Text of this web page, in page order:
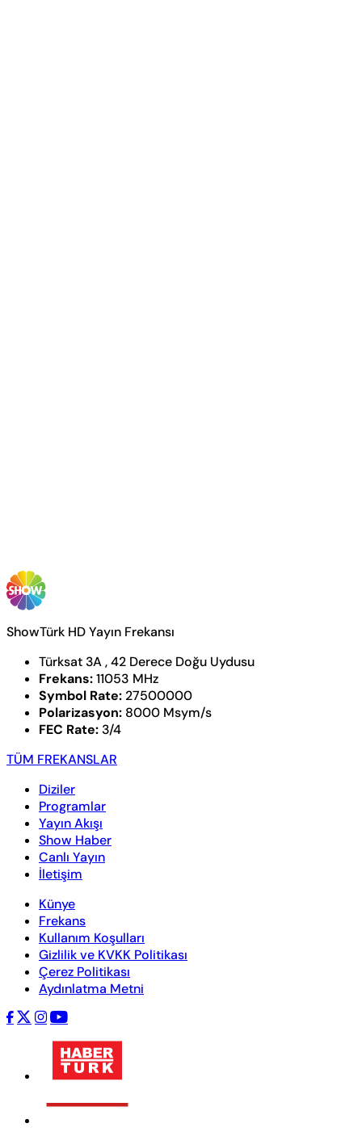
ShowTürk HD Yayın Frekansı
Türksat 3A , 42 Derece Doğu Uydusu
Frekans:11053 MHz
Symbol Rate: 27500000
Polarizasyon: 8000 Msym/s
FEC Rate: 3/4
TÜM FREKANSLAR
Diziler
Programlar
Yayın Akışı
Show Haber
Canlı Yayın
İletişim
Künye
Frekans
Kullanım Koşulları
Gizlilik ve KVKK Politikası
Çerez Politikası
Aydınlatma Metni